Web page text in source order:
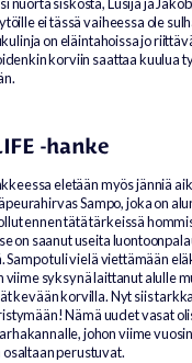
ei tässä vaiheessa ole
on eläintahoissa jo
korviin saattaa kuulua
-hanke
eletään myös jänniä
Sampo, joka on
ennen tätä tärkeissä
on saanut useita
tuli vielä viettämään
viime syksynä laittanut alulle
kevään korvilla. Nyt siis
Nämä uudet vasat
johon viime
perustuvat.